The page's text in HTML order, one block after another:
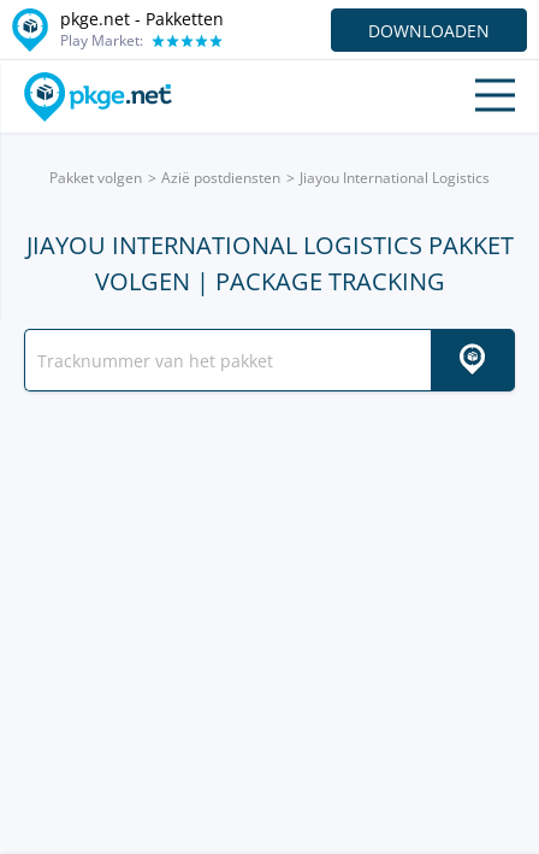
pkge.net - Pakketten
Play Market: DOWNLOADEN
Pakket volgen Azië postdiensten Jiayou International Logistics
JIAYOU INTERNATIONAL LOGISTICS PAKKET
VOLGEN | PACKAGE TRACKING